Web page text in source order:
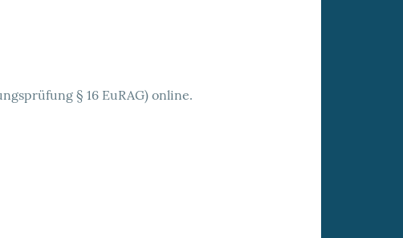
§ 16 EuRAG) online.